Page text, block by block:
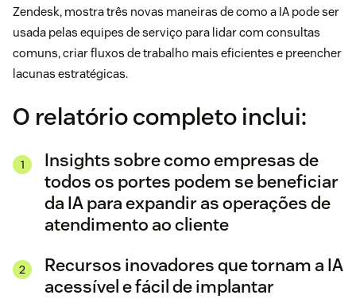
Zendesk, mostra três novas maneiras de como a IA pode ser
usada pelas equipes de serviço para lidar com consultas
comuns, criar fluxos de trabalho mais eficientes e preencher
lacunas estratégicas.
O relatório completo inclui:
Insights sobre como empresas de
todos os portes podem se beneficiar
da IA para expandir as operações de
atendimento ao cliente
Recursos inovadores que tornam a IA
acessível e fácil de implantar